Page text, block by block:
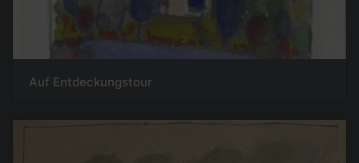
Auf Entdeckungstour